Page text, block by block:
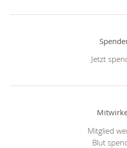
Jetzt
Mitglied
Blut